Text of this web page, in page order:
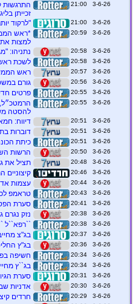
3-6-26 21:00
התרגשות
זכייתן
3-6-26 21:00 "לרקוד
3-6-26 20:59
*ראש
למצות את
3-6-26 20:58 נתניהו:
3-6-26 20:58 לשכת
3-6-26 20:57 ראש
3-6-26 20:56 גורם
3-6-26 20:55 פרטים
3-6-26 20:55
הרמטכ״ל,
להסטה
3-6-26 20:51 דיווח:
3-6-26 20:51 דוברות
3-6-26 20:51 כיתת
3-6-26 20:50 הרשות
3-6-26 20:48 תציל את
3-6-26 20:46 קיצוניים
3-6-26 20:44 עצמות
3-6-26 20:43 טראמפ
3-6-26 20:41 סערת
3-6-26 20:38 נזק נגרם
3-6-26 20:38 ``רפא``ל
3-6-26 20:37 בג"צ
3-6-26 20:36 בג"ץ
3-6-26 20:34 חשיפה בפרשת
3-6-26 20:34 בג``ץ
3-6-26 20:31 סערת
3-6-26 20:30 אדניות
3-6-26 20:29 חרדים